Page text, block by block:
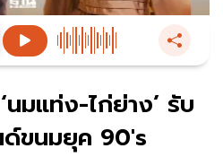
นมแท่ง-ไก่ย่าง’ รับ
ขนมยุค 90's